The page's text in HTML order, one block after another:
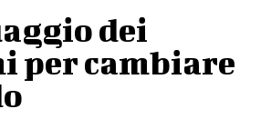
dei
per cambiare